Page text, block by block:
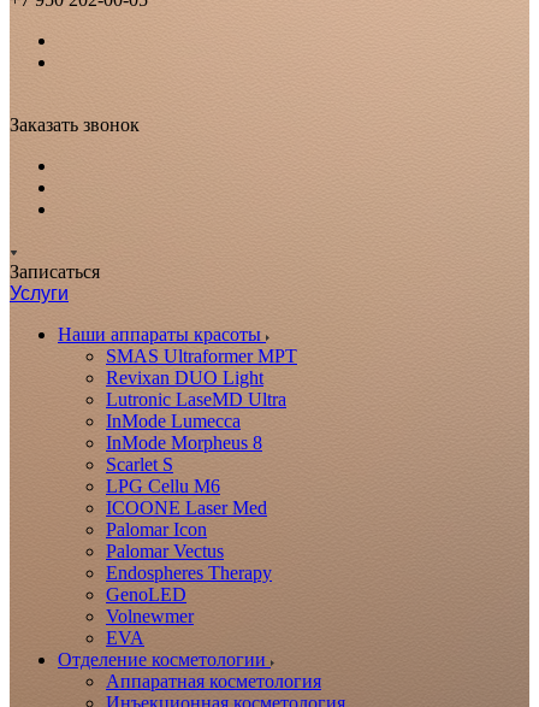
Заказать звонок
Записаться
Услуги
Наши аппараты красоты
SMAS Ultraformer MPT
Revixan DUO Light
Lutronic LaseMD Ultra
InMode Lumecca
InMode Morpheus 8
Scarlet S
LPG Cellu M6
ICOONE Laser Med
Palomar Icon
Palomar Vectus
Endospheres Therapy
GenoLED
Volnewmer
EVA
Отделение косметологии
Аппаратная косметология
Инъекционная косметология